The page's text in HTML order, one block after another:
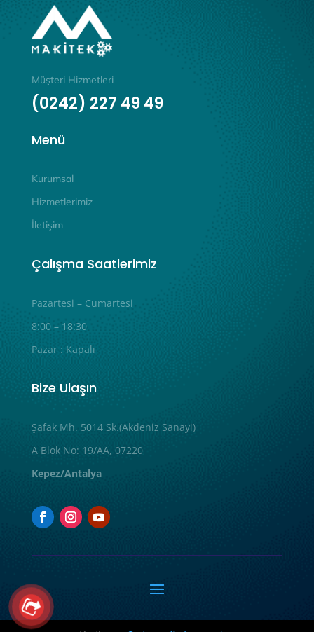
Müşteri Hizmetleri
(0242) 227 49 49
Menü
Kurumsal
Hizmetlerimiz
İletişim
Çalışma Saatlerimiz
Pazartesi – Cumartesi
8:00 – 18:30
Pazar : Kapalı
Bize Ulaşın
Şafak Mh. 5014 Sk.(Akdeniz Sanayi)
A Blok No: 19/AA, 07220
Kepez/Antalya